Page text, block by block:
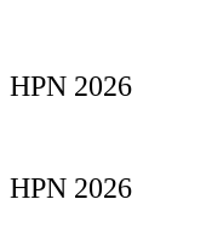
HPN 2026
HPN 2026